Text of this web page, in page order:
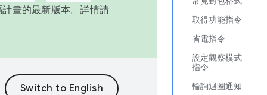
取得功能指令
省電指令
設定觀察模式
指令
輪詢迴圈通知
畫的最新版本。詳情請